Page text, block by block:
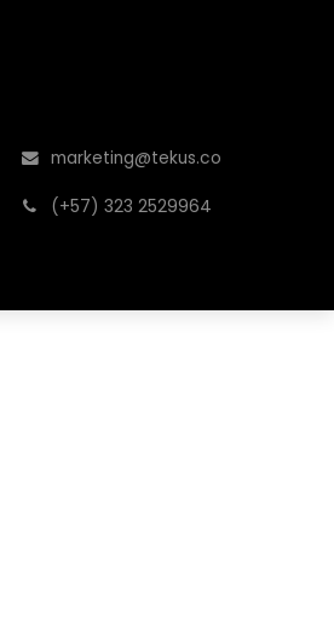
marketing@tekus.co
͏ (+57) 323 2529964